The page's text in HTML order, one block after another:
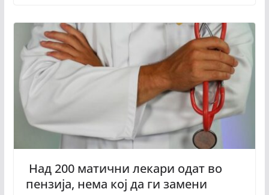
Над 200 матични лекари одат во
пензија, нема кој да ги замени